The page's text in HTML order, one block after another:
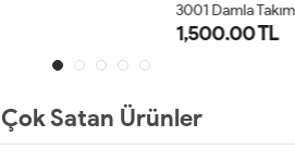
3001 Damla Takım Lacivert
1,500.00 TL
Çok Satan Ürünler